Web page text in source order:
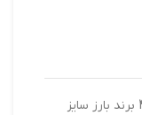
لاستیک خودرو جک جی 4 برند بارز سایز